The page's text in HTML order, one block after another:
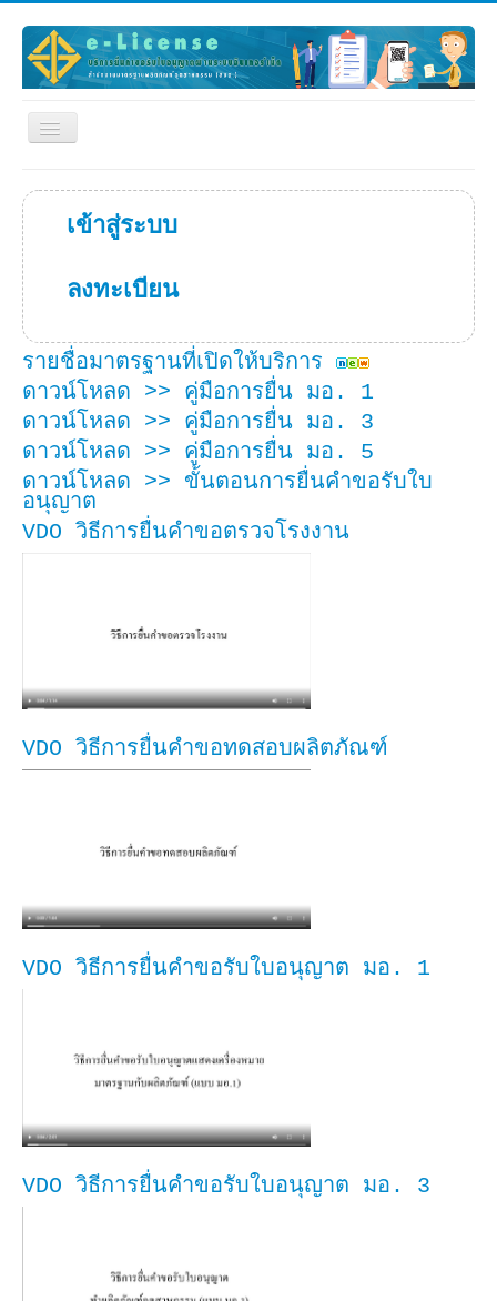
สลับ
เน
เก
ชั่น
เข้าสู่ระบบ
บริการ
เข้าสู่ระบบ
ลงทะเบียน
รายชื่อมาตรฐานที่เปิดให้บริการ
ดาวน์โหลด >> คู่มือการยื่น มอ. 1
ดาวน์โหลด >> คู่มือการยื่น มอ. 3
ดาวน์โหลด >> คู่มือการยื่น มอ. 5
ดาวน์โหลด >> ขั้นตอนการยื่นคำขอรับใบ
อนุญาต
VDO วิธีการยื่นคำขอตรวจโรงงาน
VDO วิธีการยื่นคำขอทดสอบผลิตภัณฑ์
VDO วิธีการยื่นคำขอรับใบอนุญาต มอ. 1
VDO วิธีการยื่นคำขอรับใบอนุญาต มอ. 3